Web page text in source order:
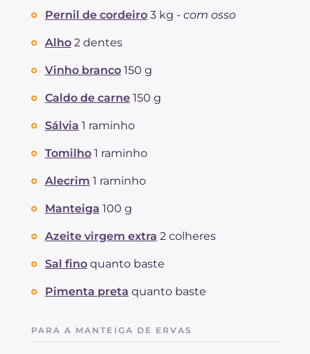
Pernil de cordeiro 3 kg - com osso
Alho 2 dentes
Vinho branco 150 g
Caldo de carne 150 g
Sálvia 1 raminho
Tomilho 1 raminho
Alecrim 1 raminho
Manteiga 100 g
Azeite virgem extra 2 colheres
Sal fino quanto baste
Pimenta preta quanto baste
PARA A MANTEIGA DE ERVAS